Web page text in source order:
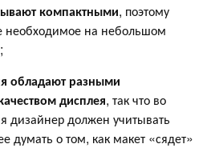
компактными, поэтому
необходимое на небольшом
обладают разными
дисплея, так что во
дизайнер должен учитывать
думать о том, как макет «сядет»